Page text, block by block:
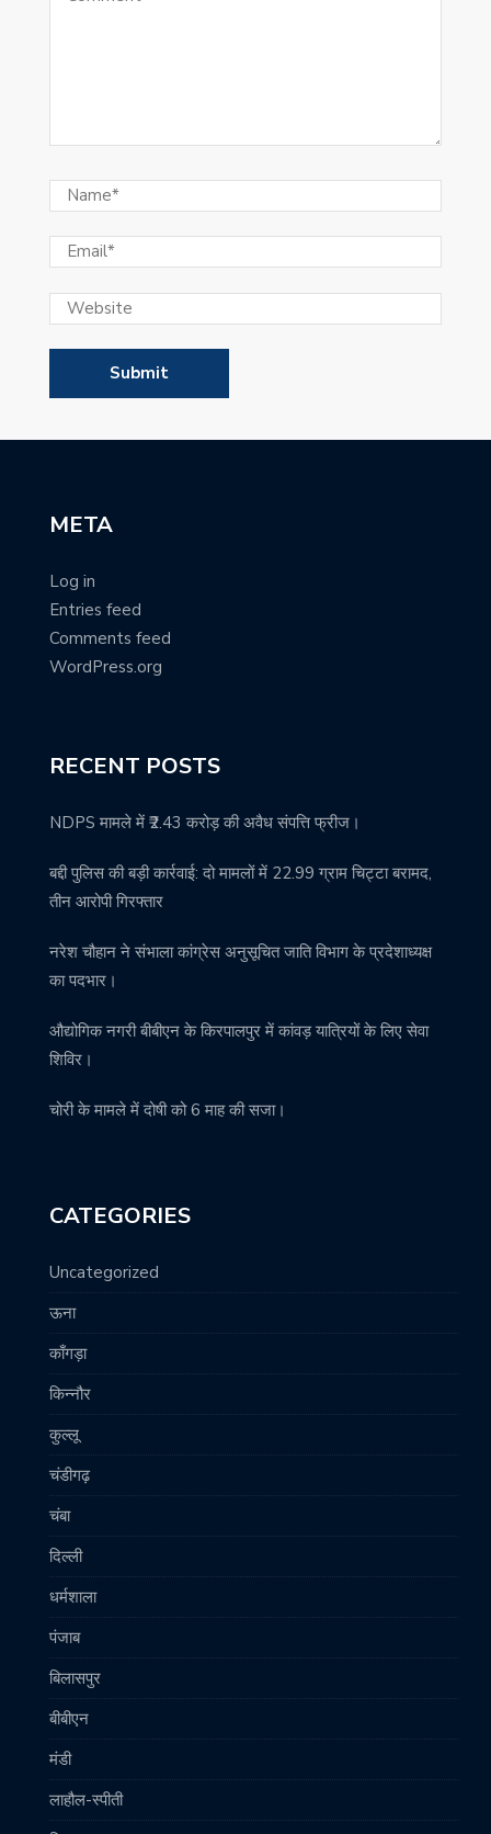
META
Log in
Entries feed
Comments feed
WordPress.org
RECENT POSTS
NDPS मामले में ₹2.43 करोड़ की अवैध संपत्ति फ्रीज।
बद्दी पुलिस की बड़ी कार्रवाई: दो मामलों में 22.99 ग्राम चिट्टा बरामद,
तीन आरोपी गिरफ्तार
नरेश चौहान ने संभाला कांग्रेस अनुसूचित जाति विभाग के प्रदेशाध्यक्ष
का पदभार।
औद्योगिक नगरी बीबीएन के किरपालपुर में कांवड़ यात्रियों के लिए सेवा
शिविर।
चोरी के मामले में दोषी को 6 माह की सजा।
CATEGORIES
Uncategorized
ऊना
काँगड़ा
किन्नौर
कुल्लू
चंडीगढ़
चंबा
दिल्ली
धर्मशाला
पंजाब
बिलासपुर
बीबीएन
मंडी
लाहौल-स्पीती